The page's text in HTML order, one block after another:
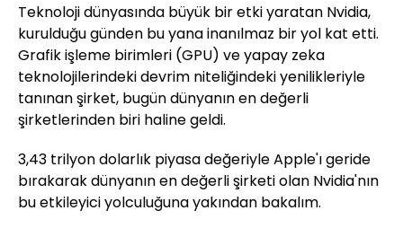
Teknoloji dünyasında büyük bir etki yaratan Nvidia,
kurulduğu günden bu yana inanılmaz bir yol kat etti.
Grafik işleme birimleri (GPU) ve yapay zeka
teknolojilerindeki devrim niteliğindeki yenilikleriyle
tanınan şirket, bugün dünyanın en değerli
şirketlerinden biri haline geldi.
3,43 trilyon dolarlık piyasa değeriyle Apple'ı geride
bırakarak dünyanın en değerli şirketi olan Nvidia'nın
bu etkileyici yolculuğuna yakından bakalım.